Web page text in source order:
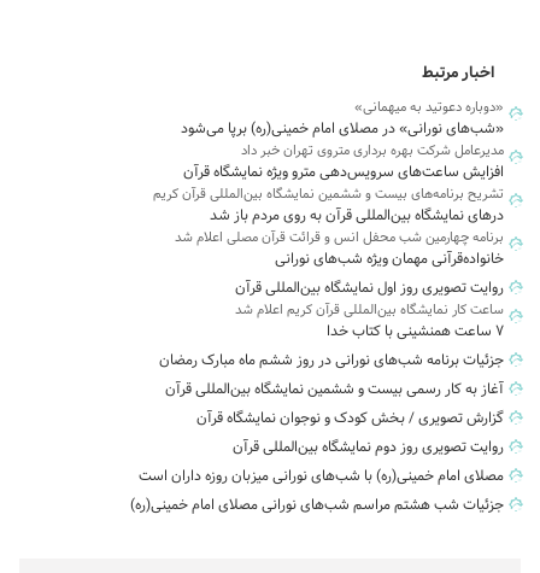
اخبار مرتبط
«دوباره دعوتید به میهمانی»
«شب‌های نورانی» در مصلای امام خمینی(ره) برپا می‌شود
مدیرعامل شرکت بهره برداری متروی تهران خبر داد
افزایش ساعت‌های سرویس‌دهی مترو ویژه نمایشگاه قرآن
تشریح برنامه‌های بیست و ششمین نمایشگاه بین‌المللی قرآن کریم
درهای نمایشگاه بین‌المللی قرآن به روی مردم باز شد
برنامه چهارمین شب محفل انس و قرائت قرآن مصلی اعلام شد
خانواده‌قرآنی مهمان ویژه شب‌های نورانی
روایت تصویری روز اول نمایشگاه بین‌المللی قرآن
ساعت کار نمایشگاه بین‌المللی قرآن کریم اعلام شد
۷ ساعت همنشینی با کتاب خدا
جزئیات برنامه شب‌های نورانی در روز ششم ماه مبارک رمضان
آغاز به کار رسمی بیست و ششمین نمایشگاه بین‌المللی قرآن
گزارش تصویری / بخش کودک و نوجوان نمایشگاه قرآن
روایت تصویری روز دوم نمایشگاه بین‌المللی قرآن
مصلای امام خمینی(ره) با شب‌های نورانی میزبان روزه داران است
جزئیات شب هشتم مراسم شب‌های نورانی مصلای امام خمینی(ره)